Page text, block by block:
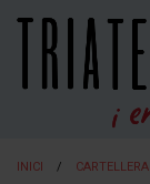
INICI CARTELLERA